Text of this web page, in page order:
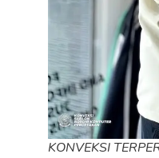
KONVEKSI